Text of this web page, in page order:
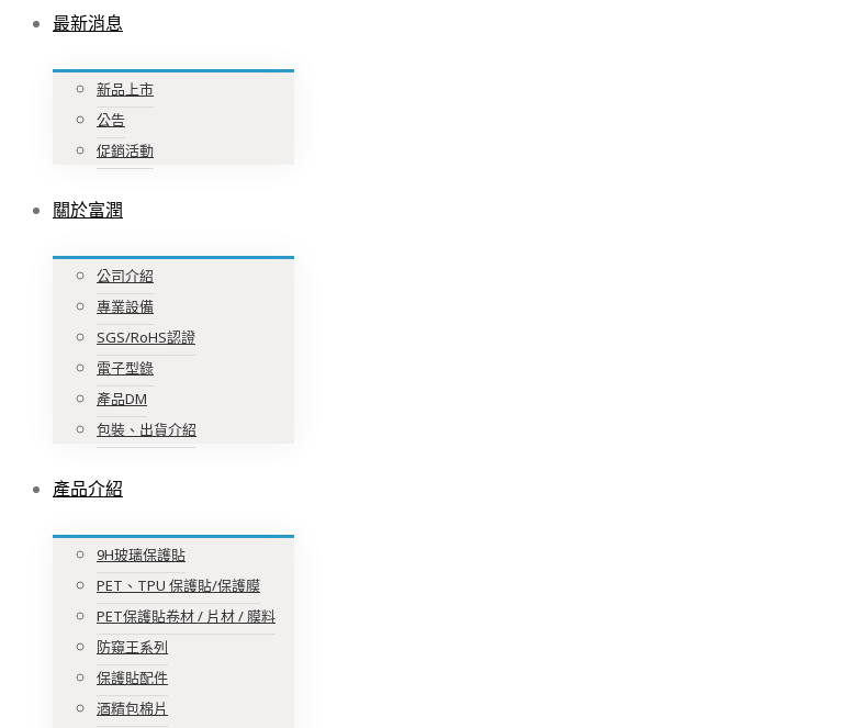
最新消息
新品上市
公告
促銷活動
關於富潤
公司介紹
專業設備
SGS/RoHS認證
電子型錄
產品DM
包裝、出貨介紹
產品介紹
9H玻璃保護貼
PET、TPU 保護貼/保護膜
PET保護貼卷材 / 片材 / 膜料
防窺王系列
保護貼配件
酒精包棉片